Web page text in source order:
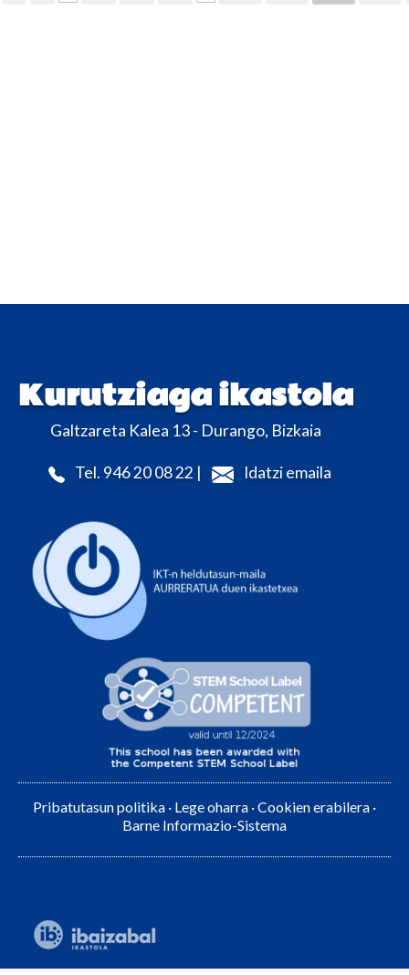
Kurutziaga ikastola
Galtzareta Kalea 13 - Durango, Bizkaia
Tel. 946 20 08 22 | Idatzi emaila
Pribatutasun politika · Lege oharra ·Cookien erabilera ·
Barne Informazio-Sistema